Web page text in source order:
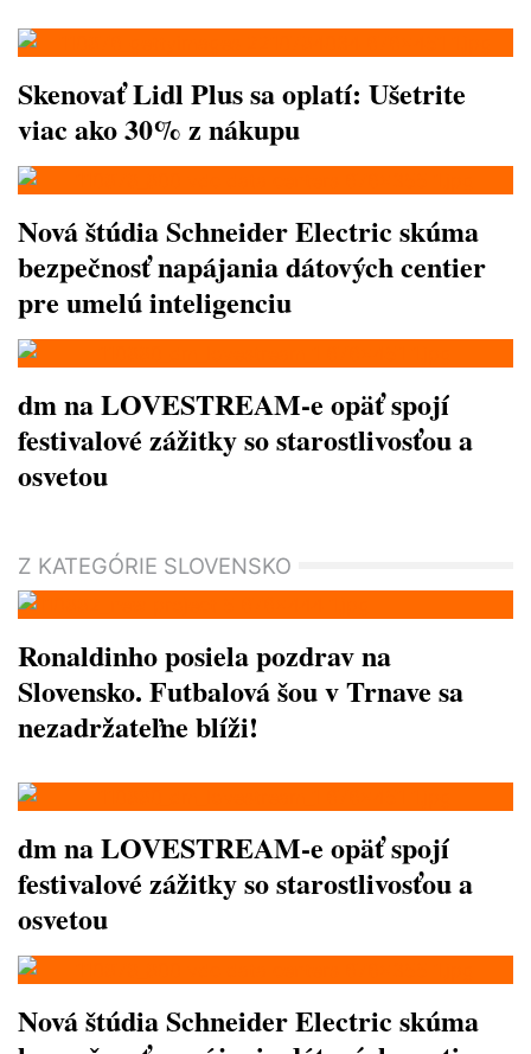
Skenovať Lidl Plus sa oplatí: Ušetrite
viac ako 30% z nákupu
Nová štúdia Schneider Electric skúma
bezpečnosť napájania dátových centier
pre umelú inteligenciu
dm na LOVESTREAM-e opäť spojí
festivalové zážitky so starostlivosťou a
osvetou
Z KATEGÓRIE SLOVENSKO
Ronaldinho posiela pozdrav na
Slovensko. Futbalová šou v Trnave sa
nezadržateľne blíži!
dm na LOVESTREAM-e opäť spojí
festivalové zážitky so starostlivosťou a
osvetou
Nová štúdia Schneider Electric skúma